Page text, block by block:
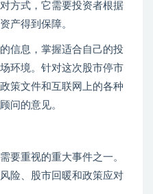
方式，它需要投资者根据
产得到保障。
信息，掌握适合自己的投
环境。针对这次股市停市
策文件和互联网上的各种
问的意见。
要重视的重大事件之一。
险、股市回暖和政策应对